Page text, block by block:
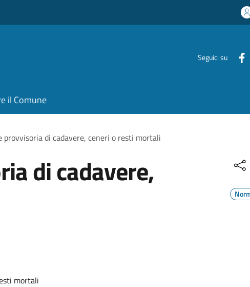
Seguici su
il Comune
provvisoria di cadavere, ceneri o resti mortali
di cadavere,
mortali